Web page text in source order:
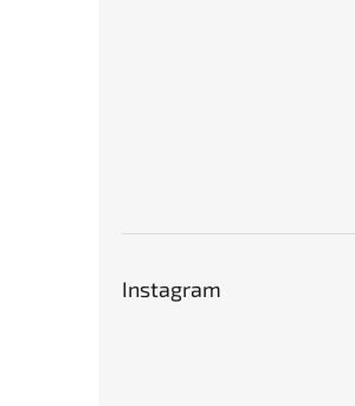
Instagram